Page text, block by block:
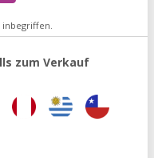
zum Verkauf